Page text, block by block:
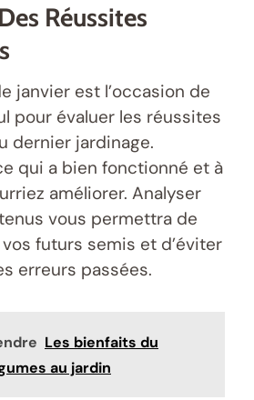
Réussites
janvier est l’occasion de
pour évaluer les réussites
dernier jardinage.
qui a bien fonctionné et à
améliorer. Analyser
vous permettra de
futurs semis et d’éviter
erreurs passées.
Les bienfaits du
au jardin